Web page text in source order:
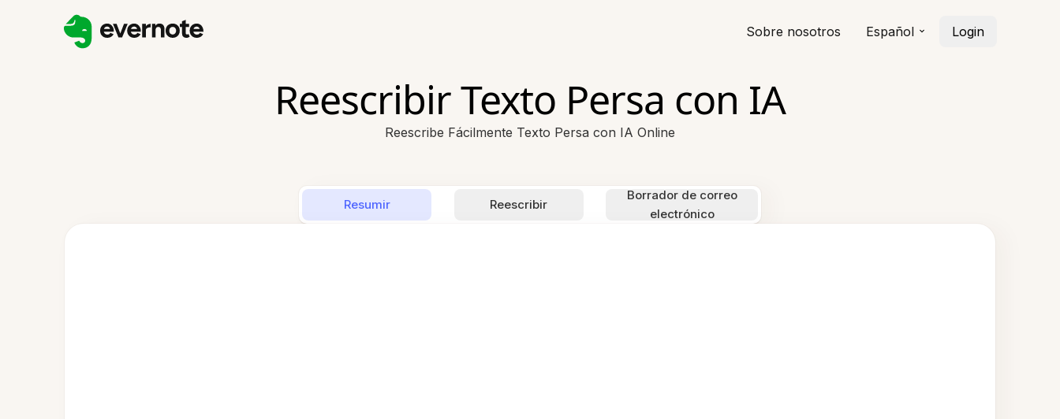
Sobre nosotros Español Login
Reescribir Texto Persa con IA
Reescribe Fácilmente Texto Persa con IA Online
Resumir Reescribir
Borrador de correo
electrónico